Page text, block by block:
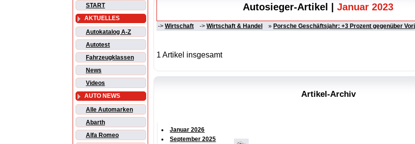
START
AKTUELLES
Autokatalog A-Z
Autotest
Fahrzeugklassen
News
Videos
AUTO NEWS
Alle Automarken
Abarth
Alfa Romeo
Autosieger-Artikel | Januar 2023
-> Wirtschaft -> Wirtschaft & Handel » Porsche Geschäftsjahr: +3 Prozent gegenüber
1 Artikel insgesamt
Artikel-Archiv
Januar 2026
September 2025